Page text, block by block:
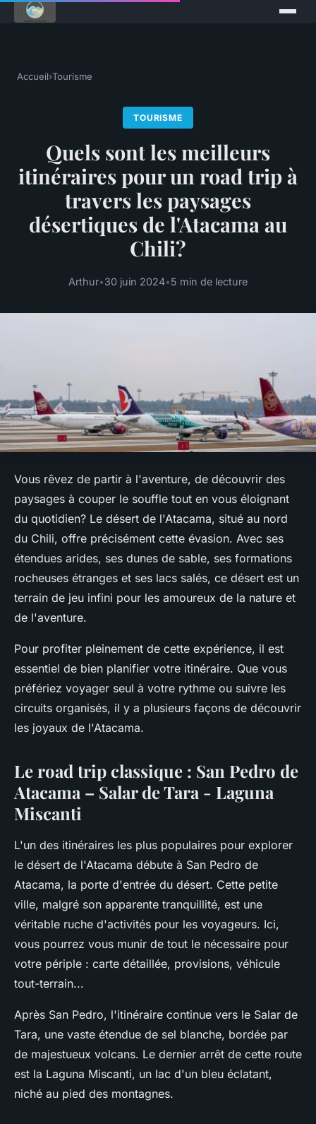
Accueil›Tourisme
TOURISME
Quels sont les meilleurs
itinéraires pour un road trip à
travers les paysages
désertiques de l'Atacama au
Chili?
Arthur•30 juin 2024•5 min de lecture
Vous rêvez de partir à l'aventure, de découvrir des
paysages à couper le souffle tout en vous éloignant
du quotidien? Le désert de l'Atacama, situé au nord
du Chili, offre précisément cette évasion. Avec ses
étendues arides, ses dunes de sable, ses formations
rocheuses étranges et ses lacs salés, ce désert est un
terrain de jeu infini pour les amoureux de la nature et
de l'aventure.
Pour profiter pleinement de cette expérience, il est
essentiel de bien planifier votre itinéraire. Que vous
préfériez voyager seul à votre rythme ou suivre les
circuits organisés, il y a plusieurs façons de découvrir
les joyaux de l'Atacama.
Le road trip classique : San Pedro de
Atacama – Salar de Tara - Laguna
Miscanti
L'un des itinéraires les plus populaires pour explorer
le désert de l'Atacama débute à San Pedro de
Atacama, la porte d'entrée du désert. Cette petite
ville, malgré son apparente tranquillité, est une
véritable ruche d'activités pour les voyageurs. Ici,
vous pourrez vous munir de tout le nécessaire pour
votre périple : carte détaillée, provisions, véhicule
tout-terrain...
Après San Pedro, l'itinéraire continue vers le Salar de
Tara, une vaste étendue de sel blanche, bordée par
de majestueux volcans. Le dernier arrêt de cette route
est la Laguna Miscanti, un lac d'un bleu éclatant,
niché au pied des montagnes.